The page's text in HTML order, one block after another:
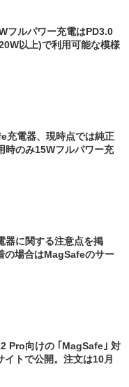
フルパワー充電はPD3.0
以上)で利用可能な模様
充電器、現時点では純正
時のみ15Wフルパワー充
に関する注意点を掲
の場合はMagSafeのサー
Pro向けの ｢MagSafe｣ 対
イトで公開。注文は10月